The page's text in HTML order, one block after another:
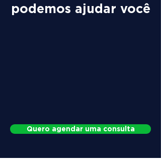
podemos ajudar você
Quero agendar uma consulta